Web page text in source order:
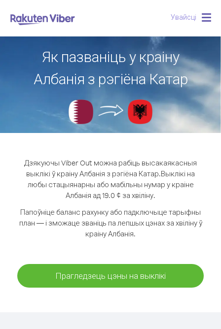
Увайсці
Як пазваніць у краіну
Албанія з рэгіёна Катар
Дзякуючы Viber Out можна рабіць высакаякасныя
выклікі ў краіну Албанія з рэгіёна Катар.Выклікі на
любы стацыянарны або мабільны нумар у краіне
Албанія ад 19.0 ¢ за хвіліну.
Папоўніце баланс рахунку або падключыце тарыфны
план — і зможаце званіць па лепшых цэнах за хвіліну ў
краіну Албанія.
Прагледзець цэны на выклікі